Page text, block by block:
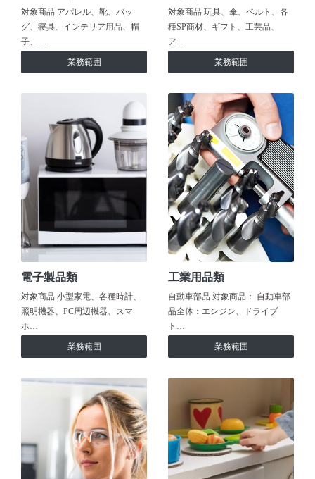
対象商品 アパレル、靴、バッ
グ、寝具、インテリア用品、帽
子、…
業務範囲
対象商品 玩具、傘、ベルト、各
種SP商材、ギフト、工芸品、
ア…
業務範囲
電子製品類
対象商品 小型家電、各種時計、
照明機器、PC周辺機器、スマ
ホ…
業務範囲
工業用品類
自動車部品 対象商品： 自動車部
品全体：エンジン、ドライブ
ト…
業務範囲